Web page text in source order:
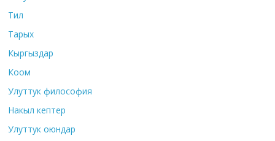
Тил
Тарых
Кыргыздар
Коом
Улуттук философия
Накыл кептер
Улуттук оюндар